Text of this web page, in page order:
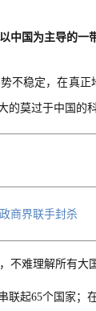
中国为主导的一
不稳定，在真
的莫过于中国的
商界联手封杀
不难理解所有大
联起65个国家；